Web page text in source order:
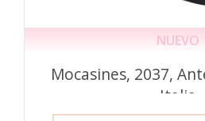
NUEVO
Mocasines, 2037,
Italia